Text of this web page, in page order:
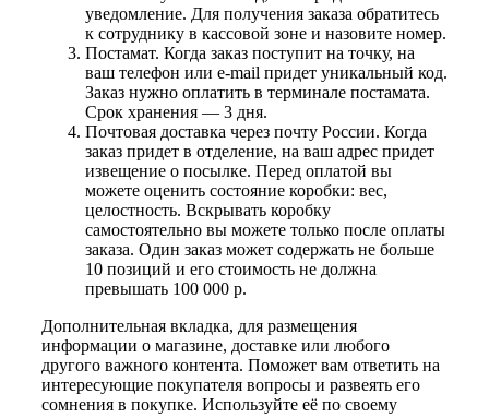
уведомление. Для получения заказа обратитесь
к сотруднику в кассовой зоне и назовите номер.
Постамат. Когда заказ поступит на точку, на
ваш телефон или e-mail придет уникальный код.
Заказ нужно оплатить в терминале постамата.
Срок хранения — 3 дня.
Почтовая доставка через почту России. Когда
заказ придет в отделение, на ваш адрес придет
извещение о посылке. Перед оплатой вы
можете оценить состояние коробки: вес,
целостность. Вскрывать коробку
самостоятельно вы можете только после оплаты
заказа. Один заказ может содержать не больше
10 позиций и его стоимость не должна
превышать 100 000 р.
Дополнительная вкладка, для размещения
информации о магазине, доставке или любого
другого важного контента. Поможет вам ответить на
интересующие покупателя вопросы и развеять его
сомнения в покупке. Используйте её по своему